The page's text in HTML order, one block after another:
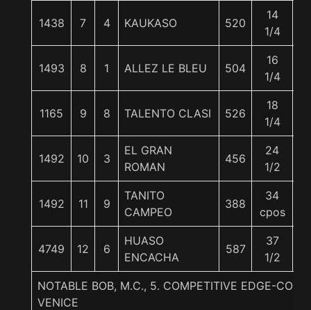
1438 7 4 KAUKASO 520
14
1/4
1493 8 1 ALLEZ LE BLEU 504
16
1/4
1165 9 8 TALENTO CLASI 526
18
1/4
1492 10 3
EL GRAN
ROMAN
456
24
1/2
1492 11 9
TANITO
CAMPEO
388
34
cpos
4749 12 6
HUASO
ENCACHA
587
37
1/2
NOTABLE BOB, M.C., 5. COMPETITIVE EDGE-
VENICE